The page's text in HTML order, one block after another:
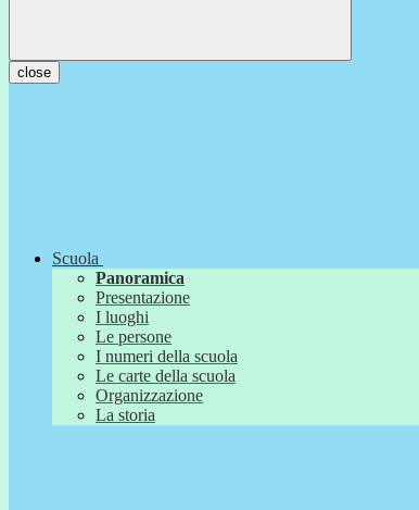
close
Scuola
Panoramica
Presentazione
I luoghi
Le persone
I numeri della scuola
Le carte della scuola
Organizzazione
La storia